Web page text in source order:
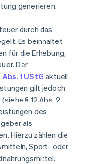
generieren.
durch das
Es beinhaltet
für die Erhebung,
Der
Abs. 1 UStG aktuell
gilt jedoch
§ 12 Abs. 2
des
als
Hierzu zählen die
Sport- oder